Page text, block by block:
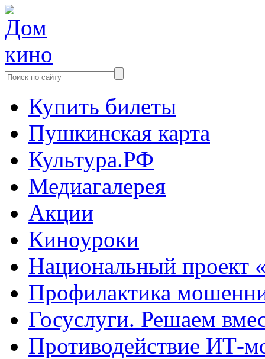
Купить билеты
Пушкинская карта
Культура.РФ
Медиагалерея
Акции
Киноуроки
Национальный проект
Профилактика
Госуслуги. Решаем
Противодействие ИТ-